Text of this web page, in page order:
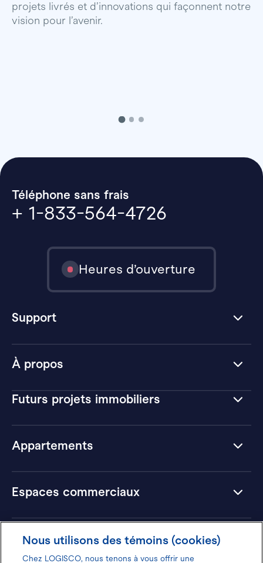
projets livrés et d’innovations qui façonnent notre
vision pour l’avenir.
À propos
Futurs projets immobiliers
Appartements
Espaces commerciaux
Hôtels
Téléphone sans frais
+ 1-833-564-4726
Heures d’ouverture
Support
Nous utilisons des témoins (cookies)
Chez LOGISCO, nous tenons à vous offrir une